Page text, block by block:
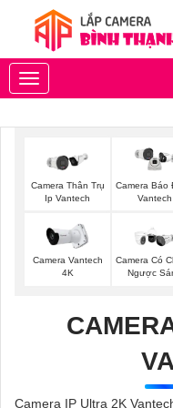
Toggle
navigation
Camera Thân Trụ
Ip Vantech
Camera Báo
Vantech
Camera Vantech
4K
Camera Có
Ngược
Camera IP Ultra 2K